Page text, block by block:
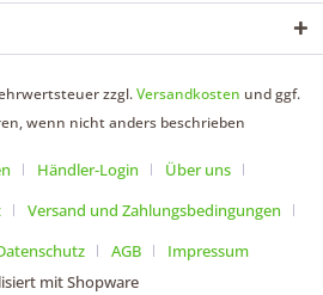
zzgl.Versandkosten und ggf.
wenn nicht anders beschrieben
Händler-Login
Über uns
Versand und Zahlungsbedingungen
AGB
Impressum
mit Shopware